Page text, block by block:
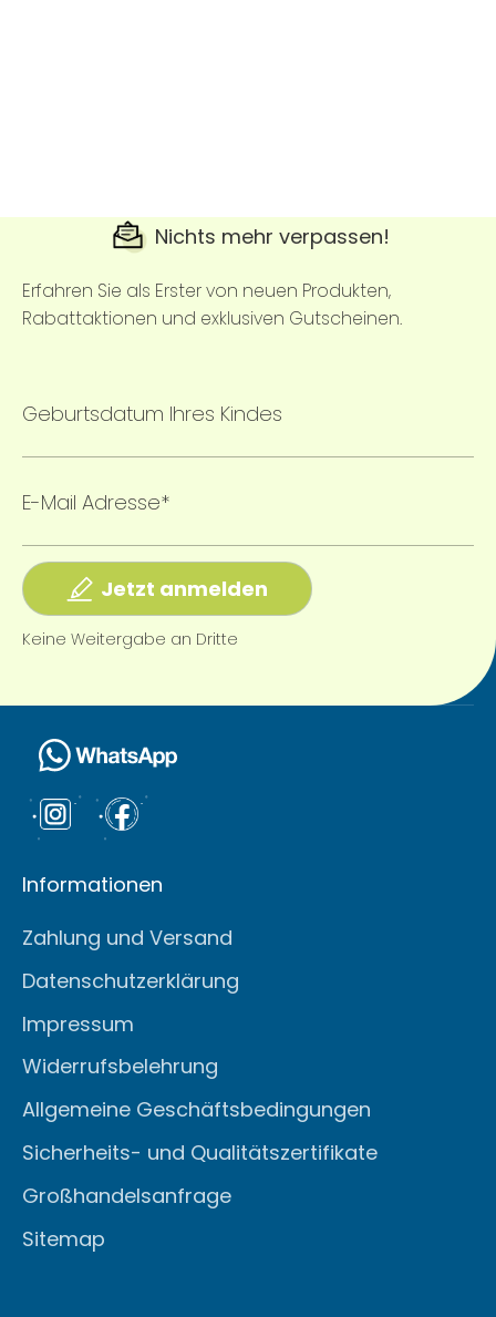
Nichts mehr verpassen!
Erfahren Sie als Erster von neuen Produkten,
Rabattaktionen und exklusiven Gutscheinen.
Geburtsdatum Ihres Kindes
E-Mail Adresse*
Jetzt anmelden
Keine Weitergabe an Dritte
Informationen
Zahlung und Versand
Datenschutzerklärung
Impressum
Widerrufsbelehrung
Allgemeine Geschäftsbedingungen
Sicherheits- und Qualitätszertifikate
Großhandelsanfrage
Sitemap